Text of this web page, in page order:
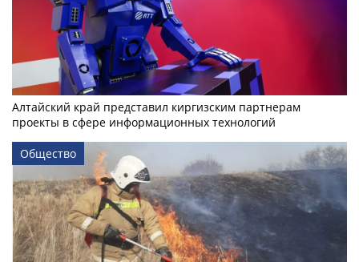
Алтайский край представил киргизским партнерам
проекты в сфере информационных технологий
Общество